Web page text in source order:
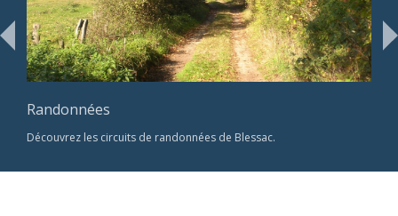
Randonnées
Découvrez les circuits de randonnées de Blessac.